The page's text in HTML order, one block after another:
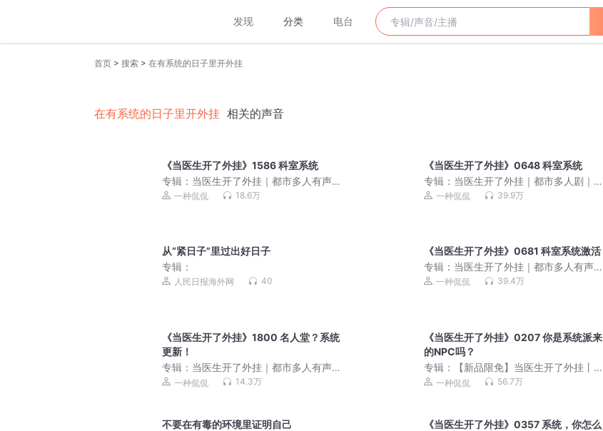
发现 分类 电台
首页 > 搜索 > 在有系统的日子里开外挂
在有系统的日子里开外挂 相关的声音
《当医生开了外挂》1586 科室系统
专辑： 当医生开了外挂｜都市多人有声
剧｜一种侃侃｜VIP免费有声小说
一种侃侃 18.6万
《当医生开了外挂》0648 科室系统
专辑： 当医生开了外挂｜都市多人剧｜
一种侃侃｜VIP免费有声小说
一种侃侃 39.9万
从“紧日子”里过出好日子
专辑：
人民日报海外网 40
《当医生开了外挂》0681 科室系统激活
专辑： 当医生开了外挂｜都市多人有声
剧｜一种侃侃｜VIP免费有声小说
一种侃侃 39.4万
《当医生开了外挂》1800 名人堂？系统
更新！
专辑： 当医生开了外挂｜都市多人有声
剧｜一种侃侃｜VIP免费有声小说
一种侃侃 14.3万
《当医生开了外挂》0207 你是系统派来
的NPC吗？
专辑：
【新品限免】当医生开了外挂丨
都市爆爽多人剧丨喜马拉雅铁三角
一种侃侃 56.7万
不要在有毒的环境里证明自己
《当医生开了外挂》0357 系统，你怎么